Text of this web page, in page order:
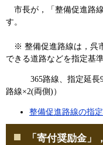
市長が，「整備促進路
す。
※ 整備促進路線は，呉
できる道路などを指定基
365路線、指定延長
路線×2(両側)）
整備促進路線の指
「寄付奨励金